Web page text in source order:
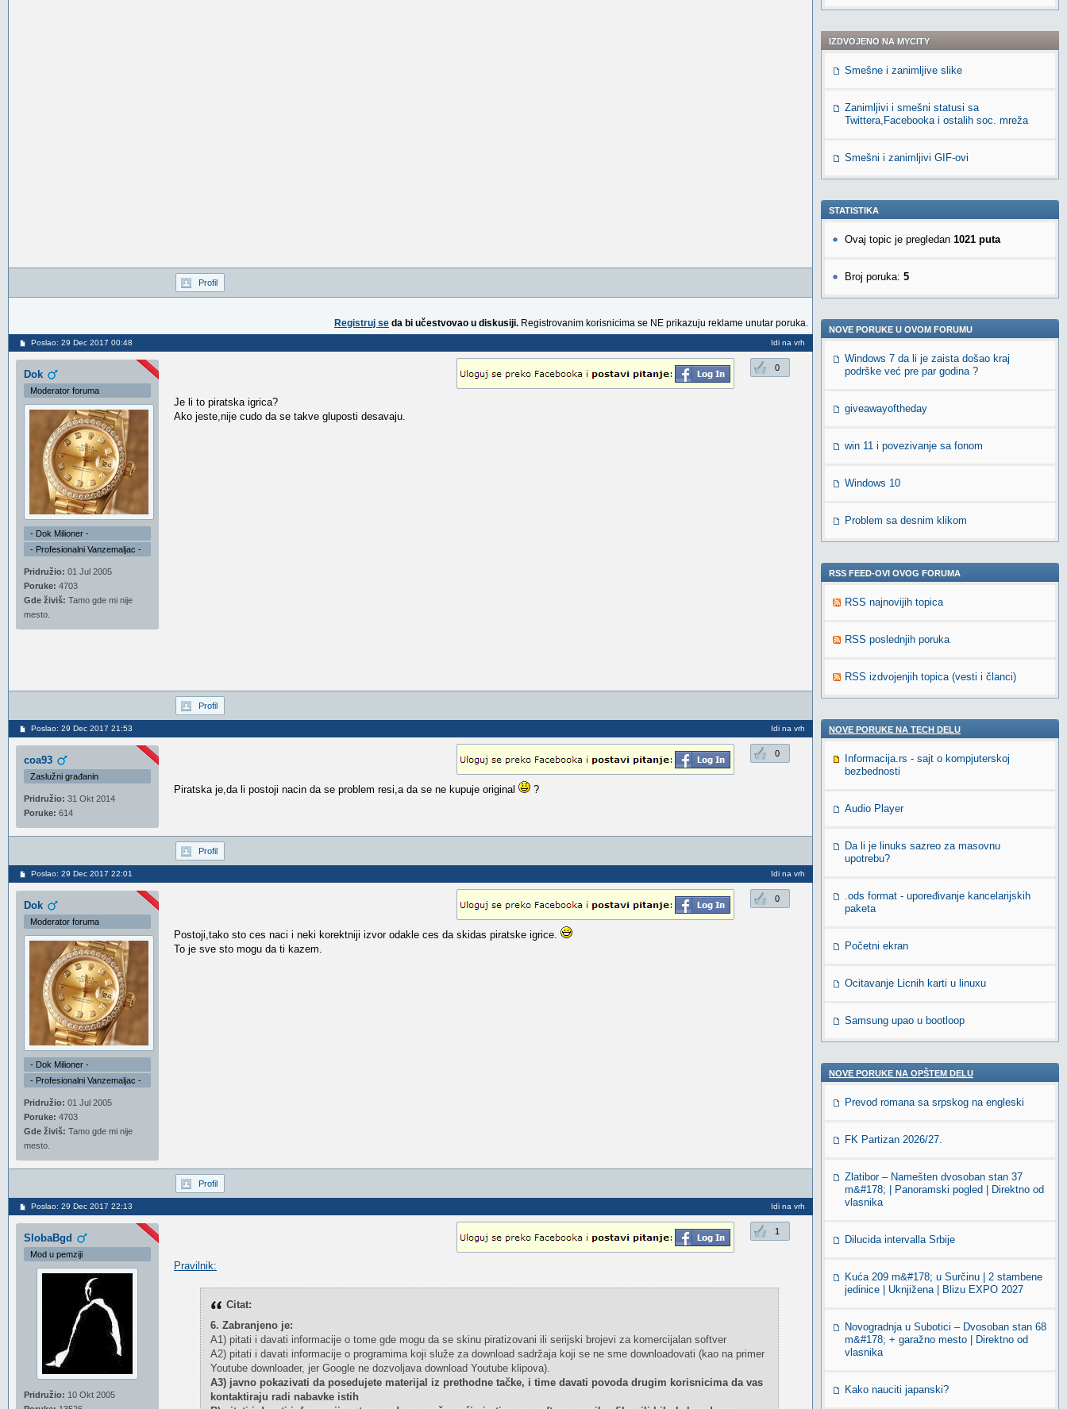
Profil
Registruj se da bi učestvovao u diskusiji. Registrovanim korisnicima se NE prikazuju reklame unutar poruka.
Poslao: 29 Dec 2017 00:48 Idi na vrh
Dok
Moderator foruma
- Dok Milioner -
- Profesionalni Vanzemaljac -
Pridružio: 01 Jul 2005
Poruke: 4703
Gde živiš: Tamo gde mi nije
mesto.
0
Je li to piratska igrica?
Ako jeste,nije cudo da se takve gluposti desavaju.
Profil
Poslao: 29 Dec 2017 21:53 Idi na vrh
coa93
Zaslužni građanin
Pridružio: 31 Okt 2014
Poruke: 614
0
Piratska je,da li postoji nacin da se problem resi,a da se ne kupuje original ?
Profil
Poslao: 29 Dec 2017 22:01 Idi na vrh
Dok
Moderator foruma
- Dok Milioner -
- Profesionalni Vanzemaljac -
Pridružio: 01 Jul 2005
Poruke: 4703
Gde živiš: Tamo gde mi nije
mesto.
0
Postoji,tako sto ces naci i neki korektniji izvor odakle ces da skidas piratske igrice.
To je sve sto mogu da ti kazem.
Profil
Poslao: 29 Dec 2017 22:13 Idi na vrh
SlobaBgd
Mod u pemziji
Pridružio: 10 Okt 2005
1
Pravilnik:
Citat:
6. Zabranjeno je:
A1) pitati i davati informacije o tome gde mogu da se skinu piratizovani ili serijski brojevi za komercijalan softver
A2) pitati i davati informacije o programima koji služe za download sadržaja koji se ne sme downloadovati (kao na primer
Youtube downloader, jer Google ne dozvoljava download Youtube klipova).
A3) javno pokazivati da posedujete materijal iz prethodne tačke, i time davati povoda drugim korisnicima da vas
kontaktiraju radi nabavke istih
IZDVOJENO NA MYCITY
Smešne i zanimljive slike
Zanimljivi i smešni statusi sa
Twittera,Facebooka i ostalih soc. mreža
Smešni i zanimljivi GIF-ovi
STATISTIKA
Ovaj topic je pregledan 1021 puta
Broj poruka: 5
NOVE PORUKE U OVOM FORUMU
Windows 7 da li je zaista došao kraj
podrške već pre par godina ?
giveawayoftheday
win 11 i povezivanje sa fonom
Windows 10
Problem sa desnim klikom
RSS FEED-OVI OVOG FORUMA
RSS najnovijih topica
RSS poslednjih poruka
RSS izdvojenjih topica (vesti i članci)
NOVE PORUKE NA TECH DELU
Informacija.rs - sajt o kompjuterskoj
bezbednosti
Audio Player
Da li je linuks sazreo za masovnu
upotrebu?
.ods format - upoređivanje kancelarijskih
paketa
Početni ekran
Ocitavanje Licnih karti u linuxu
Samsung upao u bootloop
NOVE PORUKE NA OPŠTEM DELU
Prevod romana sa srpskog na engleski
FK Partizan 2026/27.
Zlatibor – Namešten dvosoban stan 37
m&#178; | Panoramski pogled | Direktno od
vlasnika
Dilucida intervalla Srbije
Kuća 209 m&#178; u Surčinu | 2 stambene
jedinice | Uknjižena | Blizu EXPO 2027
Novogradnja u Subotici – Dvosoban stan 68
m&#178; + garažno mesto | Direktno od
vlasnika
Kako nauciti japanski?